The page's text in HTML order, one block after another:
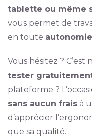
tablette ou même
vous permet de
en toute autonomie
Vous hésitez ? C’est
tester
plateforme ?
sans aucun fraisà
d’apprécier
que sa qualité.